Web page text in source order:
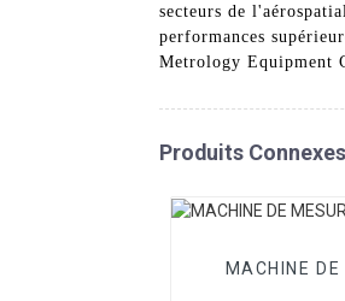
secteurs de
performances
Metrology Equipment
Produits Connexes
MACHINE DE